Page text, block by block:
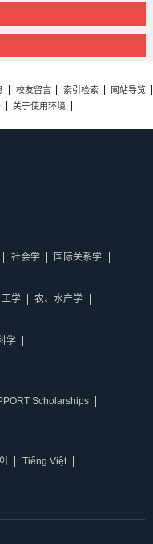
校友留言 索引检索
网站导览
关于使用环境
社会学 国际关系学
工学 农、水产学
学
Scholarships
Tiếng Việt